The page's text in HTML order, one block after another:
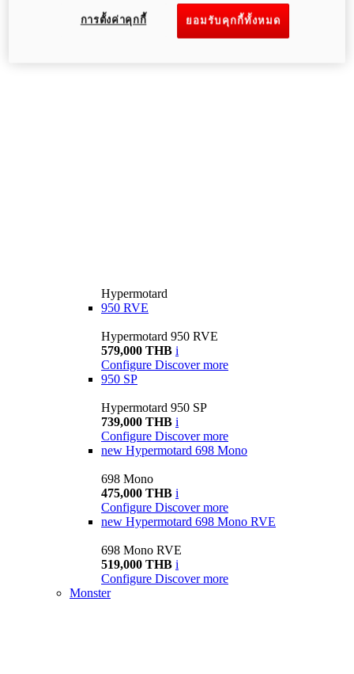
Hypermotard
950 RVE
Hypermotard 950 RVE
579,000 THB i
Configure Discover more
950 SP
Hypermotard 950 SP
739,000 THB i
Configure Discover more
new Hypermotard 698 Mono
698 Mono
475,000 THB i
Configure Discover more
new Hypermotard 698 Mono RVE
698 Mono RVE
519,000 THB i
Configure Discover more
Monster
ยอมรับคุกกี้ทั้งหมด
การตั้งค่าคุกกี้